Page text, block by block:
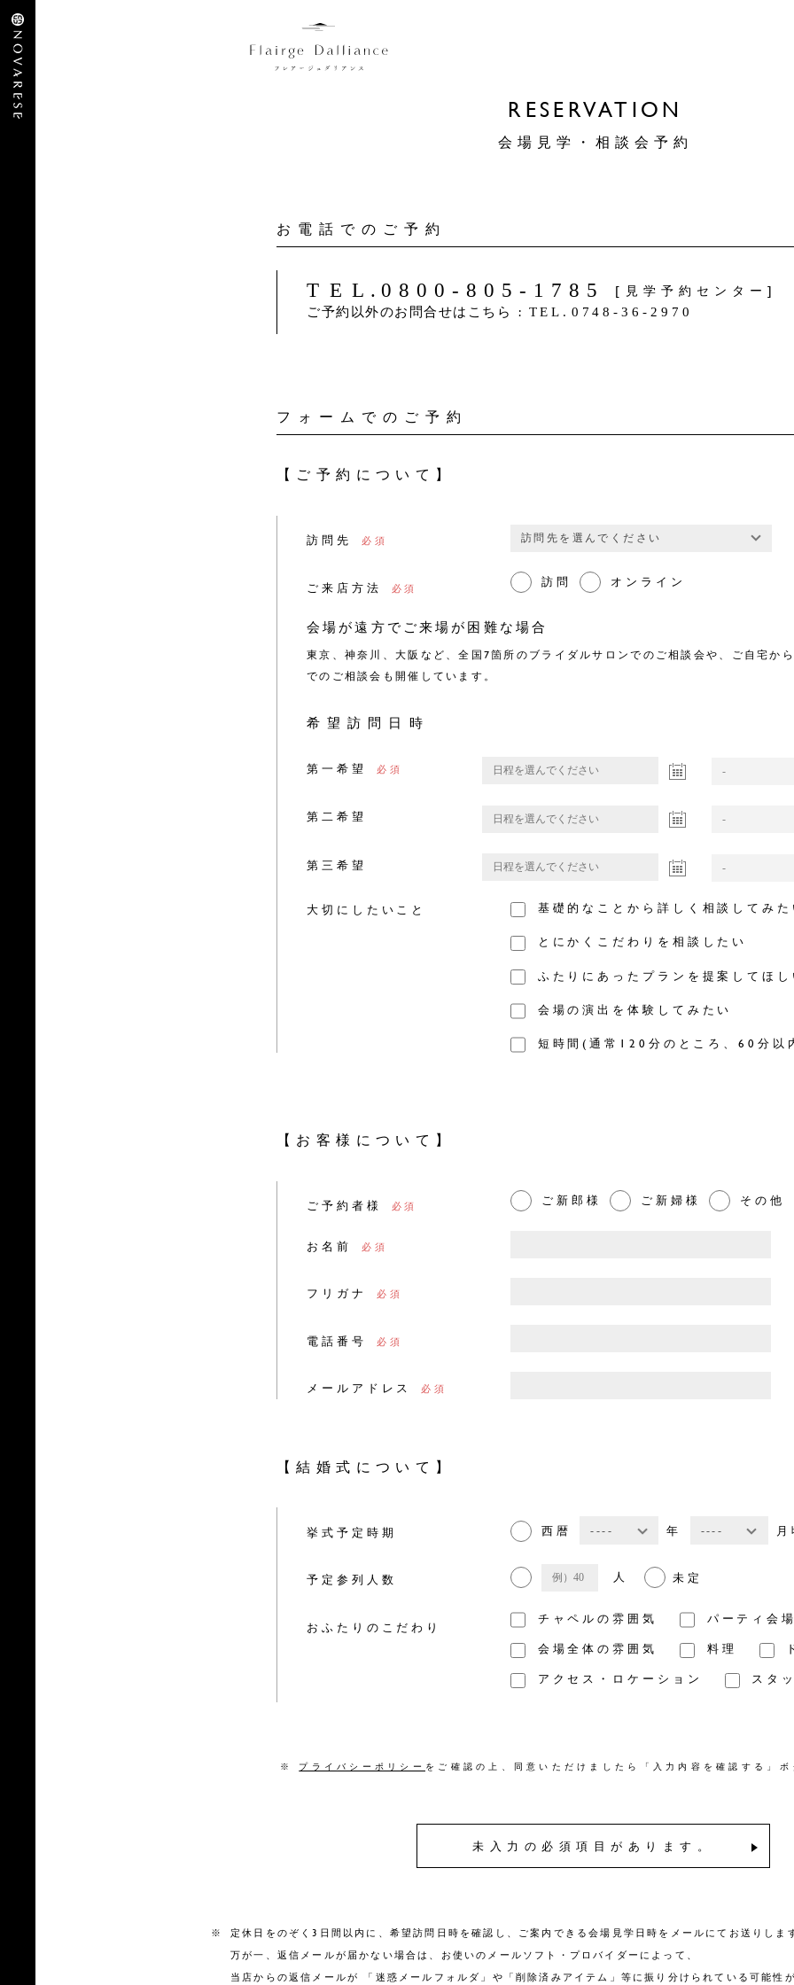
RESERVATION
会場見学・相談会予約
お電話でのご予約
TEL.0800-805-1785
[見学予約センター]
ご予約以外のお問合せはこちら
: TEL . 0748-36-2970
フォームでのご予約
【ご予約について】
訪問先
ご来店方法 訪問 オンライン
会場が遠方でご来場が困難な場合
東京、神奈川、大阪など、全国7箇所のブライダルサロンでのご相談会や、ご自宅か
でのご相談会も開催しています。
希望訪問日時
第一希望
第二希望
第三希望
大切にしたいこと 基礎的なことから詳しく相談してみ
とにかくこだわりを相談したい
ふたりにあったプランを提案してほ
会場の演出を体験してみたい
短時間(通常120分のところ、60分以
【お客様について】
ご予約者様 ご新郎様 ご新婦様 その他
お名前
フリガナ
電話番号
メールアドレス
【結婚式について】
挙式予定時期 西暦 年
予定参列人数 人 未定
おふたりのこだわり
チャペルの雰囲気 パーティ会
会場全体の雰囲気 料理
アクセス・ロケーション スタ
※ プライバシーポリシー をご確認の上、同意いただけましたら「入力内容を確認する」
未入力の必須項目があります。
※
定休日をのぞく3日間以内に、希望訪問日時を確認し、ご案内できる会場見学日時をメールにてお送りしま
万が一、返信メールが届かない場合は、お使いのメールソフト・プロバイダーによって、
当店からの返信メールが 「迷惑メールフォルダ」や「削除済みアイテム」等に振り分けられている可能性